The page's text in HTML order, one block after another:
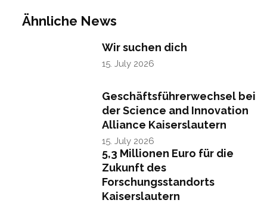
Ähnliche News
Wir suchen dich
15. July 2026
Geschäftsführerwechsel bei
der Science and Innovation
Alliance Kaiserslautern
15. July 2026
5,3 Millionen Euro für die
Zukunft des
Forschungsstandorts
Kaiserslautern